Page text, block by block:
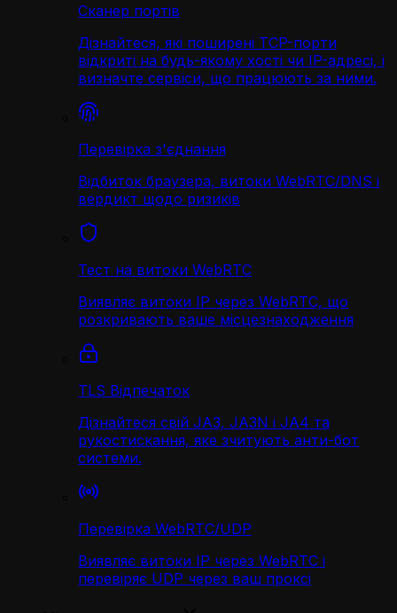
Сканер портів
Дізнайтеся, які поширені TCP-порти
відкриті на будь-якому хості чи IP-адресі, і
визначте сервіси, що працюють за ними.
Перевірка з'єднання
Відбиток браузера, витоки WebRTC/DNS і
вердикт щодо ризиків
Тест на витоки WebRTC
Виявляє витоки IP через WebRTC, що
розкривають ваше місцезнаходження
TLS Відпечаток
Дізнайтеся свій JA3, JA3N і JA4 та
рукостискання, яке зчитують анти-бот
системи.
Перевірка WebRTC/UDP
Виявляє витоки IP через WebRTC і
перевіряє UDP через ваш проксі